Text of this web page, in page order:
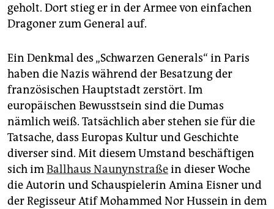
geholt. Dort stieg er in der Armee von einfachen
Dragoner zum General auf.
Ein Denkmal des „Schwarzen Generals“ in Paris
haben die Nazis während der Besatzung der
französischen Hauptstadt zerstört. Im
europäischen Bewusstsein sind die Dumas
nämlich weiß. Tatsächlich aber stehen sie für die
Tatsache, dass Europas Kultur und Geschichte
diverser sind. Mit diesem Umstand beschäftigen
sich imBallhaus Naunynstraßein dieser Woche
die Autorin und Schauspielerin Amina Eisner und
der Regisseur Atif Mohammed Nor Hussein in dem